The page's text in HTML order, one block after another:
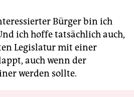
Bürger bin ich
ich hoffe tatsächlich auch,
Legislatur mit einer
auch wenn der
werden sollte.